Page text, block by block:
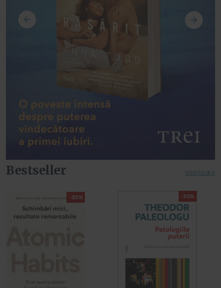
Bestseller Vezi toate
-30% -30%